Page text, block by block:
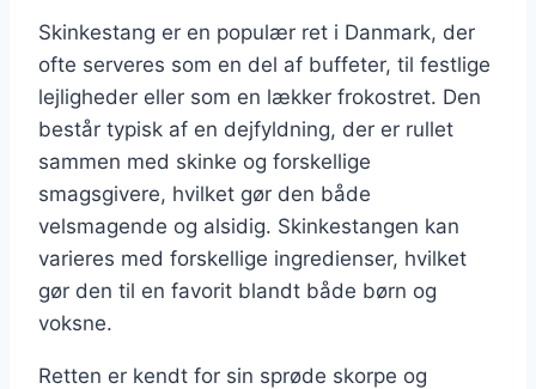
Skinkestang er en populær ret i Danmark, der
ofte serveres som en del af buffeter, til festlige
lejligheder eller som en lækker frokostret. Den
består typisk af en dejfyldning, der er rullet
sammen med skinke og forskellige
smagsgivere, hvilket gør den både
velsmagende og alsidig. Skinkestangen kan
varieres med forskellige ingredienser, hvilket
gør den til en favorit blandt både børn og
voksne.
Retten er kendt for sin sprøde skorpe og